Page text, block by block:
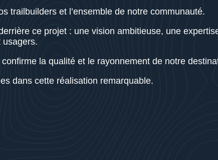
trailbuilders et l’ensemble de notre communauté.
ce projet : une vision ambitieuse, une
usagers.
la qualité et le rayonnement de notre
dans cette réalisation remarquable.